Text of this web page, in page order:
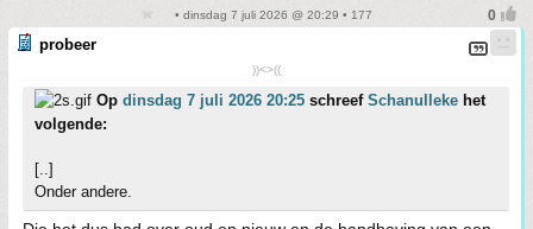
• dinsdag 7 juli 2026 @ 20:29 • 177
probeer
))<>((
Op dinsdag 7 juli 2026 20:25 schreef Schanulleke het
volgende:
[..]
Onder andere.